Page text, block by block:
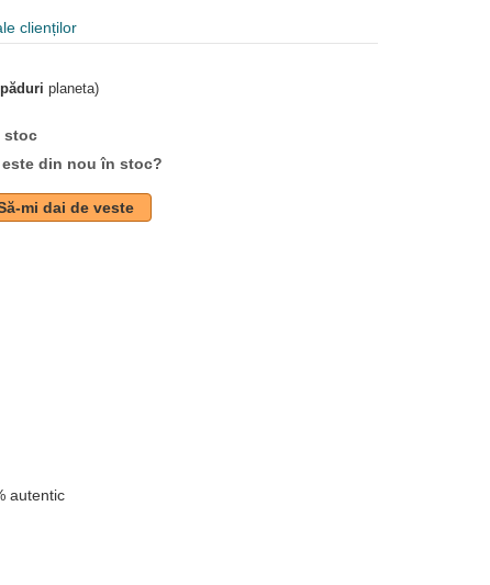
clienților
planeta)
stoc
din nou în stoc?
mi dai de veste
autentic